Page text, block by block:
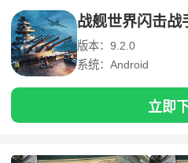
战舰世界闪击战
版本：9.2.0
系统：Android
立即